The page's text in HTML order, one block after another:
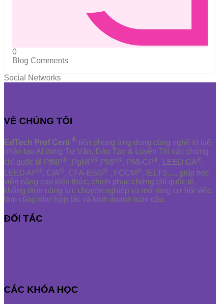
0
Blog Comments
Social Networks
VỀ CHÚNG TÔI
EdTech Prof Certi ® tiên phong ứng dụng công nghệ trí tuệ
nhân tạo AI trong Tư Vấn, Đào Tạo & Luyện Thi các chứng
chỉ quốc tế PfMP® ,PgMP®,PMP®, PMI-CP®, LEED GA®,
LEED AP®, CIA®, CFA-ESG® , FCCM®, IELTS,.... giúp học
viên nâng cao kiến thức, chinh phục chứng chỉ quốc tế,
khẳng định năng lực chuyên nghiệp và mở rộng cơ hội việc
làm cũng như hợp tác và kinh doanh toàn cầu.
ĐỐI TÁC
CÁC KHÓA HỌC